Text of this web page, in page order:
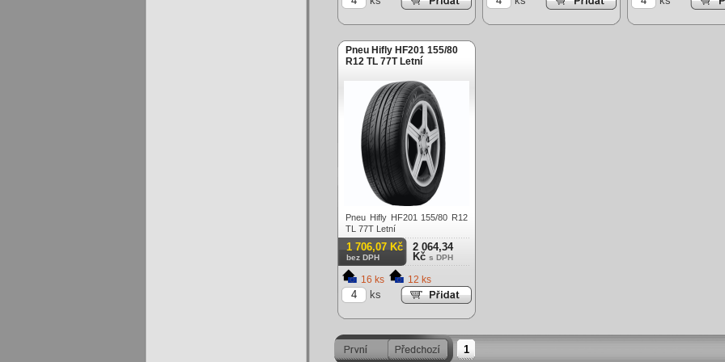
Pneu Hifly HF201 155/80
R12 TL 77T Letní
Pneu Hifly HF201 155/80 R12
TL 77T Letní
1 706,07 Kč
bez DPH
2 064,34
Kč s DPH
16 ks 12 ks
ks
1